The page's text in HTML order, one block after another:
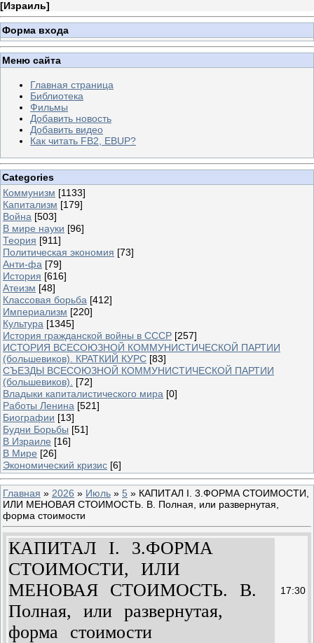
[Израиль]
Форма входа
Меню сайта
Главная страница
Библиотека
Фильмы
Добавить новость
Добавить видео
Как читать FB2, EBUP?
Categories
Коммунизм [1133]
Капитализм [179]
Война [503]
В мире науки [96]
Теория [911]
Политическая экономия [73]
Анти-фа [79]
История [616]
Атеизм [48]
Классовая борьба [412]
Империализм [220]
Культура [1345]
История гражданской войны в СССР [257]
ИСТОРИЯ ВСЕСОЮЗНОЙ КОММУНИСТИЧЕСКОЙ ПАРТИИ
(большевиков). КРАТКИЙ КУРС [83]
СЪЕЗДЫ ВСЕСОЮЗНОЙ КОММУНИСТИЧЕСКОЙ ПАРТИИ
(большевиков).
[72]
Владыки капиталистического мира [0]
Работы Ленина [521]
Биографии [13]
Будни Борьбы [51]
В Израиле [16]
В Мире [26]
Экономический кризис [6]
Главная » 2026 » Июль » 5 » КАПИТАЛ I. 3.ФОРМА СТОИМОСТИ,
ИЛИ МЕНОВАЯ СТОИМОСТЬ. В. Полная, или развернутая,
форма стоимости
КАПИТАЛ I. 3.ФОРМА
СТОИМОСТИ, ИЛИ
МЕНОВАЯ СТОИМОСТЬ. В.
Полная, или развернутая,
форма стоимости
17:30